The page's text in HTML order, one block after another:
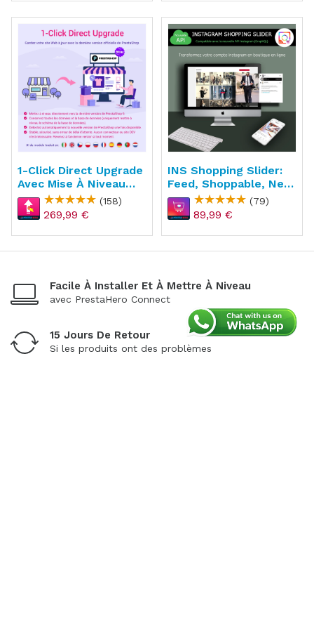
1-Click Direct Upgrade
Avec Mise À Niveau
Gratuite
(158)
269,99 €
INS Shopping Slider:
Feed, Shoppable, New
API
(79)
89,99 €
Facile À Installer Et À Mettre À Niveau
avec PrestaHero Connect
15 Jours De Retour
Si les produits ont des problèmes